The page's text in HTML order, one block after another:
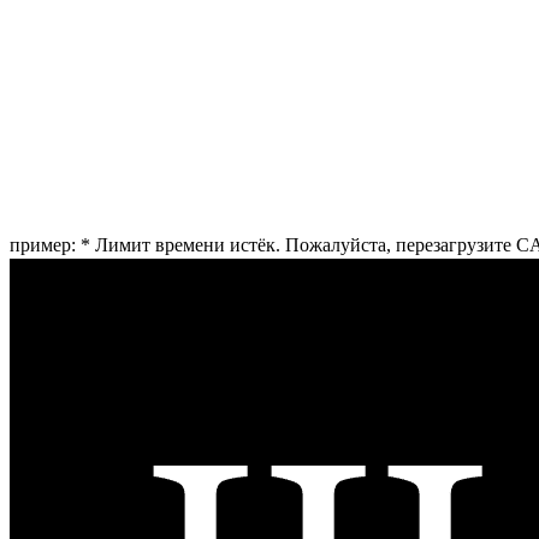
пример: * Лимит времени истёк. Пожалуйста, перезагрузите